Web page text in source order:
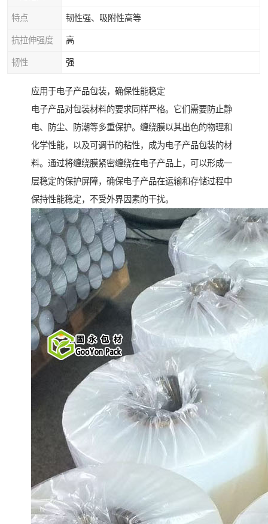
特点 韧性强、吸附性高等
抗拉伸强度 高
韧性 强
应用于电子产品包装，确保性能稳定
电子产品对包装材料的要求同样严格。它们需要防止静
电、防尘、防潮等多重保护。缠绕膜以其出色的物理和
化学性能，以及可调节的粘性，成为电子产品包装的材
料。通过将缠绕膜紧密缠绕在电子产品上，可以形成一
层稳定的保护屏障，确保电子产品在运输和存储过程中
保持性能稳定，不受外界因素的干扰。